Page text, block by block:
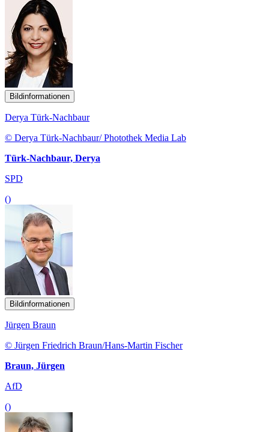
Bildinformationen
Derya Türk-Nachbaur
© Derya Türk-Nachbaur/ Photothek Media Lab
Türk-Nachbaur, Derya
SPD
()
Bildinformationen
Jürgen Braun
© Jürgen Friedrich Braun/Hans-Martin Fischer
Braun, Jürgen
AfD
()